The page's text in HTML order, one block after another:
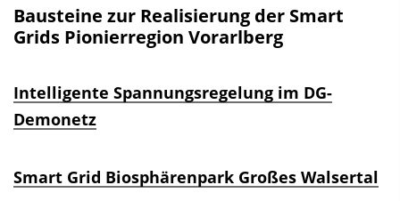
Bausteine zur Realisierung der Smart
Grids Pionierregion Vorarlberg
Intelligente Spannungsregelung im DG-
Demonetz
Smart Grid Biosphärenpark Großes Walsertal